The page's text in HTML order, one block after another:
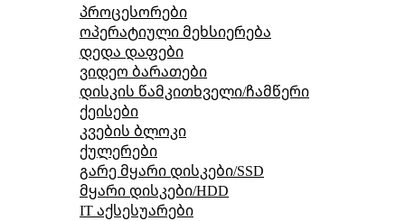
პროცესორები
ოპერატიული მეხსიერება
დედა დაფები
ვიდეო ბარათები
დისკის წამკითხველი/ჩამწერი
ქეისები
კვების ბლოკი
ქულერები
გარე მყარი დისკები/SSD
მყარი დისკები/HDD
IT აქსესუარები